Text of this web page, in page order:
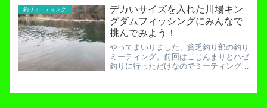
こでメモリアルな大会が行われます。題
して「ＴＯＭＩＪＩ...
釣りミーティング
デカいサイズを入れた川場キン
グダムフィッシングにみんなで
挑んでみよう！
やってまいりました、貧乏釣り部の釣り
ミーティング。前回はこじんまりとハゼ
釣りに行っただけなのでミーティング感
ゼin江戸川放水路！さらなるメンバーの